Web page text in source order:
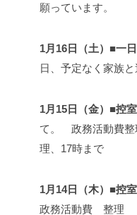
願っています。
1月16日（土）■一
日、予定なく家族と
1月15日（金）■控
て。 政務活動費整
理、 17時まで
1月14日（木）■控
政務活動費 整理